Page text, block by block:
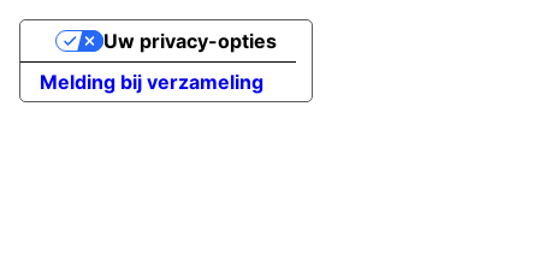
Melding bij verzameling
Uw privacy-opties